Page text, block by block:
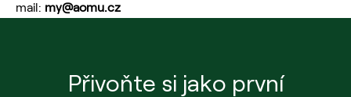
mail: my@aomu.cz
Přivoňte si jako první